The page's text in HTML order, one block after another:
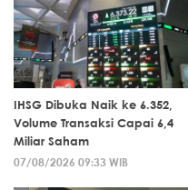
IHSG Dibuka Naik ke 6.352,
Volume Transaksi Capai 6,4
Miliar Saham
07/08/2026 09:33 WIB